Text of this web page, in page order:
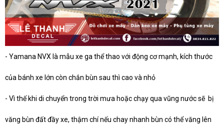
- Yamana NVX là mẫu xe ga thể thao với động cơ mạnh, kích thước
của bánh xe lớn còn chắn bùn sau thì cao và nhỏ
- Vì thế khi di chuyển trong trời mưa hoặc chạy qua vũng nước sẽ bị
văng bùn đất đầy xe, thậm chí nếu chay nhanh bùn có thể văng lên